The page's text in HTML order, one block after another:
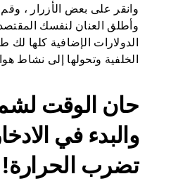
وانقر على بعض الأزرار ،
وأطلق العنان لنفسك
الدولارات الإضافية كلها لك
الخلفية وتحولها إلى نشاط
حان الوقت
والبدء في
تضرب الحرارة!